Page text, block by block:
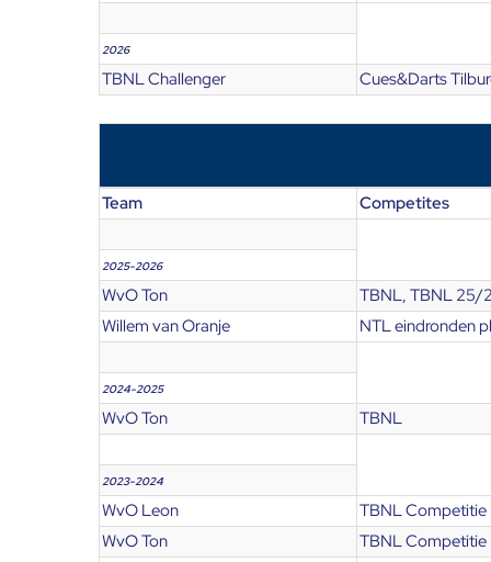
2026
TBNL Challenger Cues&Darts
Team Competites
2025-2026
WvO Ton
TBNL, TBNL 25/
Willem van Oranje
NTL eindronden
2024-2025
WvO Ton TBNL
2023-2024
WvO Leon
TBNL Competitie
WvO Ton
TBNL Competitie